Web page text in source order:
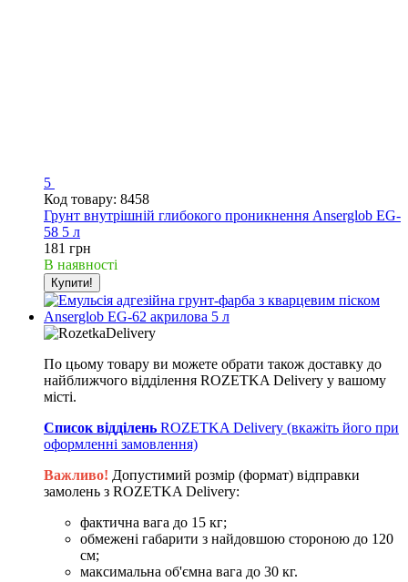
5
Код товару: 8458
Грунт внутрішній глибокого проникнення Anserglob EG-
58 5 л
181 грн
В наявності
Купити!
По цьому товару ви можете обрати також доставку до
найближчого відділення ROZETKA Delivery у вашому
місті.
Список відділень ROZETKA Delivery (вкажіть його при
оформленні замовлення)
Важливо! Допустимий розмір (формат) відправки
замолень з ROZETKA Delivery:
фактична вага до 15 кг;
обмежені габарити з найдовшою стороною до 120
см;
максимальна об'ємна вага до 30 кг.